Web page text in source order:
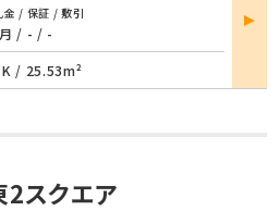
金 / 保証 / 敷引
/ - / -
/ 25.53m²
部屋
詳細
2スクエア